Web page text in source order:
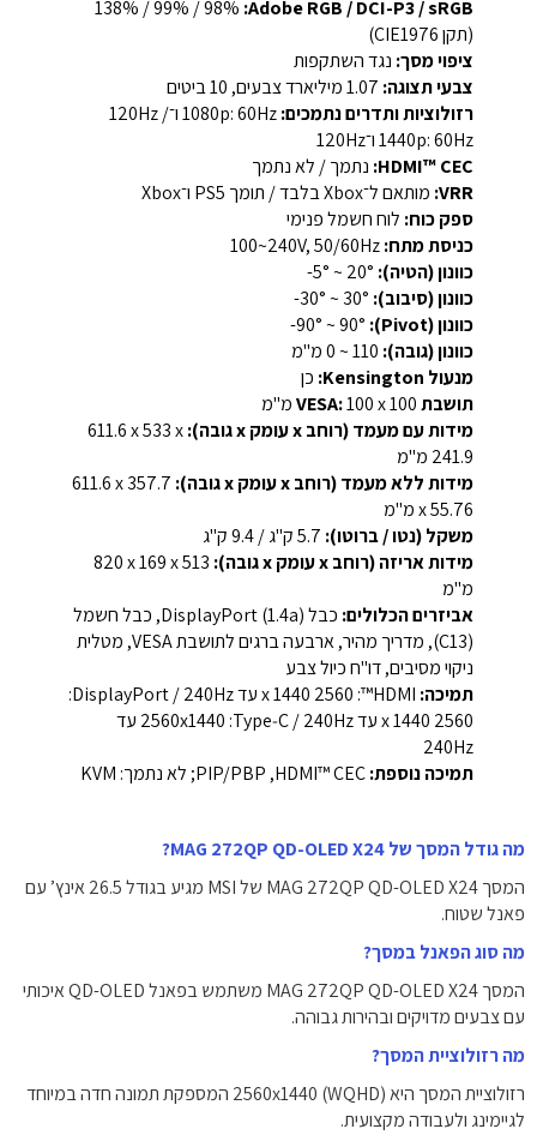
Adobe RGB / DCI-P3 / sRGB:
‏98% / ‏99% / ‏138%
(תקן CIE1976)
ציפוי מסך: נגד השתקפות
צבעי תצוגה:
רזולוציות ותדרים נתמכים:
‎1080p: 60Hz ו־120Hz‎ /
‎1440p: 60Hz ו־120Hz‎
HDMI™ CEC: נתמך / לא נתמך
VRR: ‏מותאם ל־Xbox בלבד / ‏תומך PS5 ו־Xbox
ספק כוח: לוח חשמל פנימי
כניסת מתח:
כוונון (הטיה):
כוונון (סיבוב):
כוונון (Pivot):
כוונון (גובה):
מנעול Kensington:
כן
תושבת VESA:‎100 x 100 מ"מ‎
מידות עם מעמד (רוחב x עומק x גובה):
‎611.6 x 533 x
241.9 מ"מ‎
מידות ללא מעמד (רוחב x עומק x גובה):
‎611.6 x 357.7
x 55.76 מ"מ
משקל (נטו / ברוטו):
מידות אריזה (רוחב x עומק x גובה):
‎820 x 169 x 513
מ"מ‎
אביזרים הכלולים:
כבל DisplayPort (1.4a), כבל חשמל
(C13), מדריך מהיר, ארבעה ברגים לתושבת VESA, מטלית
ניקוי מסיבים, דו"ח כיול צבע
תמיכה:
HDMI™: ‏2560 x 1440 עד ‎240Hz‎ / ‏DisplayPort:
‏2560 x 1440 עד ‎240Hz‎ / ‏Type‑C: ‏2560x1440 עד
‎240Hz‎
תמיכה נוספת:
מה גודל המסך של MAG 272QP QD-OLED X24?
המסך MAG 272QP QD-OLED X24 של MSI מגיע בגודל ‎26.5‎ אינץ’ עם
פאנל שטוח.
מה סוג הפאנל במסך?
המסך MAG 272QP QD-OLED X24 משתמש בפאנל QD-OLED איכותי
עם צבעים מדויקים ובהירות גבוהה.
מה רזולוציית המסך?
רזולוציית המסך היא ‎2560x1440‎ (WQHD) המספקת תמונה חדה במיוחד
לגיימינג ולעבודה מקצועית.